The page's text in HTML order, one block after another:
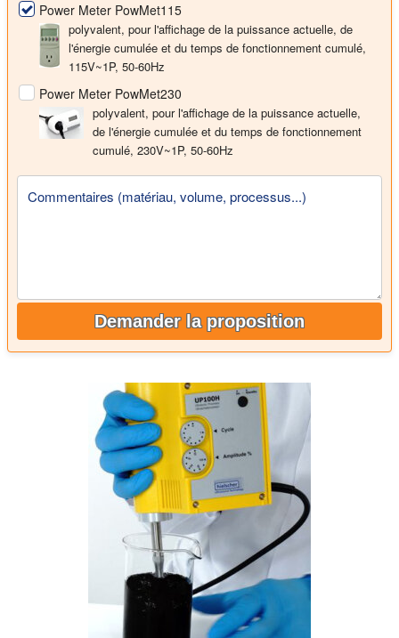
Power Meter PowMet115
polyvalent, pour l'affichage de la puissance actuelle, de
l'énergie cumulée et du temps de fonctionnement cumulé,
115V~1P, 50-60Hz
Power Meter PowMet230
polyvalent, pour l'affichage de la puissance actuelle,
de l'énergie cumulée et du temps de fonctionnement
cumulé, 230V~1P, 50-60Hz
Commentaires (matériau, volume, processus...)
Demander la proposition